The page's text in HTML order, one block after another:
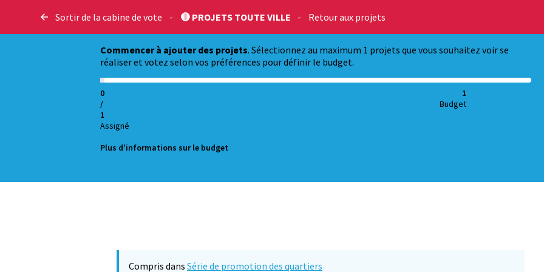
Sortir de la cabine de vote - 🔴 PROJETS TOUTE VILLE - Retour aux projets
Commencer à ajouter des projets. Sélectionnez au maximum 1 projets que vous souhaitez voir se
réaliser et votez selon vos préférences pour définir le budget.
0
/
1
Assigné
1
Budget
Plus d'informations sur le budget
Compris dans Série de promotion des quartiers